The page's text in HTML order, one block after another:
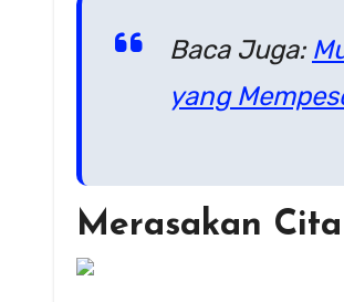
Baca Juga:
yang
Merasakan